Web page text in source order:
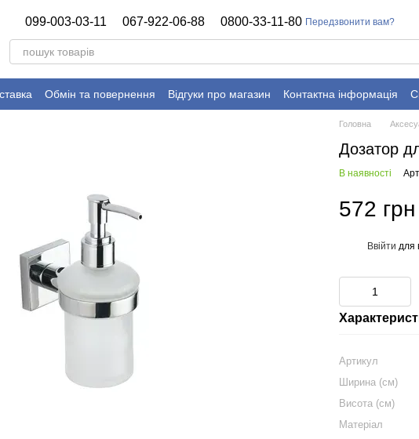
099-003-03-11 067-922-06-88 0800-33-11-80 Передзвонити вам?
Обмін та повернення Відгуки про магазин Контактна інформація
Головна
Дозатор
В наявності
572 грн
Ввійти для
Артикул
Ширина (см)
Висота (см)
Матеріал